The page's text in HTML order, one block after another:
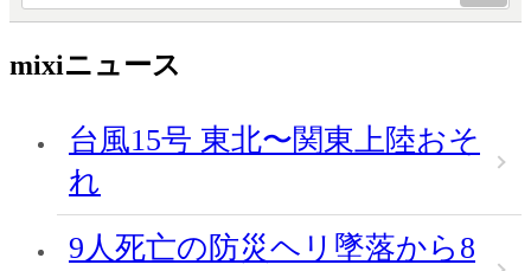
mixiニュース
台風15号 東北〜関東上陸おそ
れ
9人死亡の防災ヘリ墜落から8